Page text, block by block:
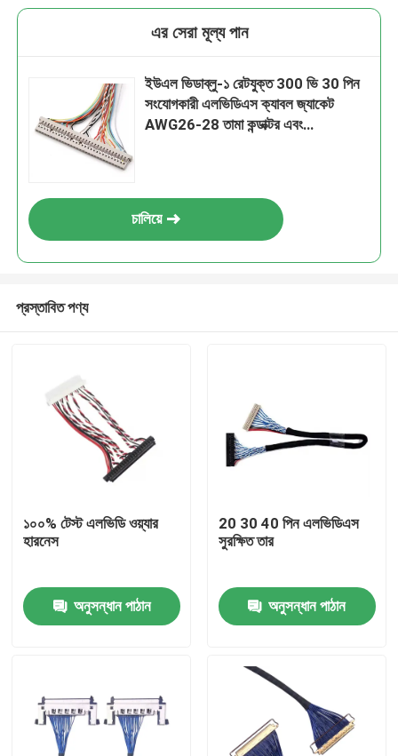
পণ্য
আমাদের সম্পর্কে
এর সেরা মূল্য পান
ইউএল ভিডাব্লু-১ রেটযুক্ত 300 ভি 30 পিন
সংযোগকারী এলভিডিএস ক্যাবল জ্যাকেট
AWG26-28 তামা কন্ডাক্টর এবং
চালিয়ে
প্রস্তাবিত পণ্য
১০০% টেস্ট এলভিডি ওয়্যার
হারনেস
অনুসন্ধান পাঠান
20 30 40 পিন এলভিডিএস
সুরক্ষিত তার
অনুসন্ধান পাঠান